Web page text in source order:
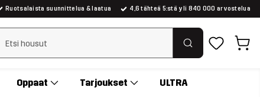
Ruotsalaista suunnittelua & laatua 4,6 tähteä 5:stä yli 840 000 arvostelua
Tyhjennä haku
Oppaat Tarjoukset ULTRA